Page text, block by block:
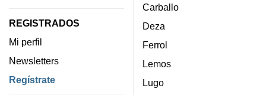
REGISTRADOS
Mi perfil
Newsletters
Regístrate
Carballo
Deza
Ferrol
Lemos
Lugo